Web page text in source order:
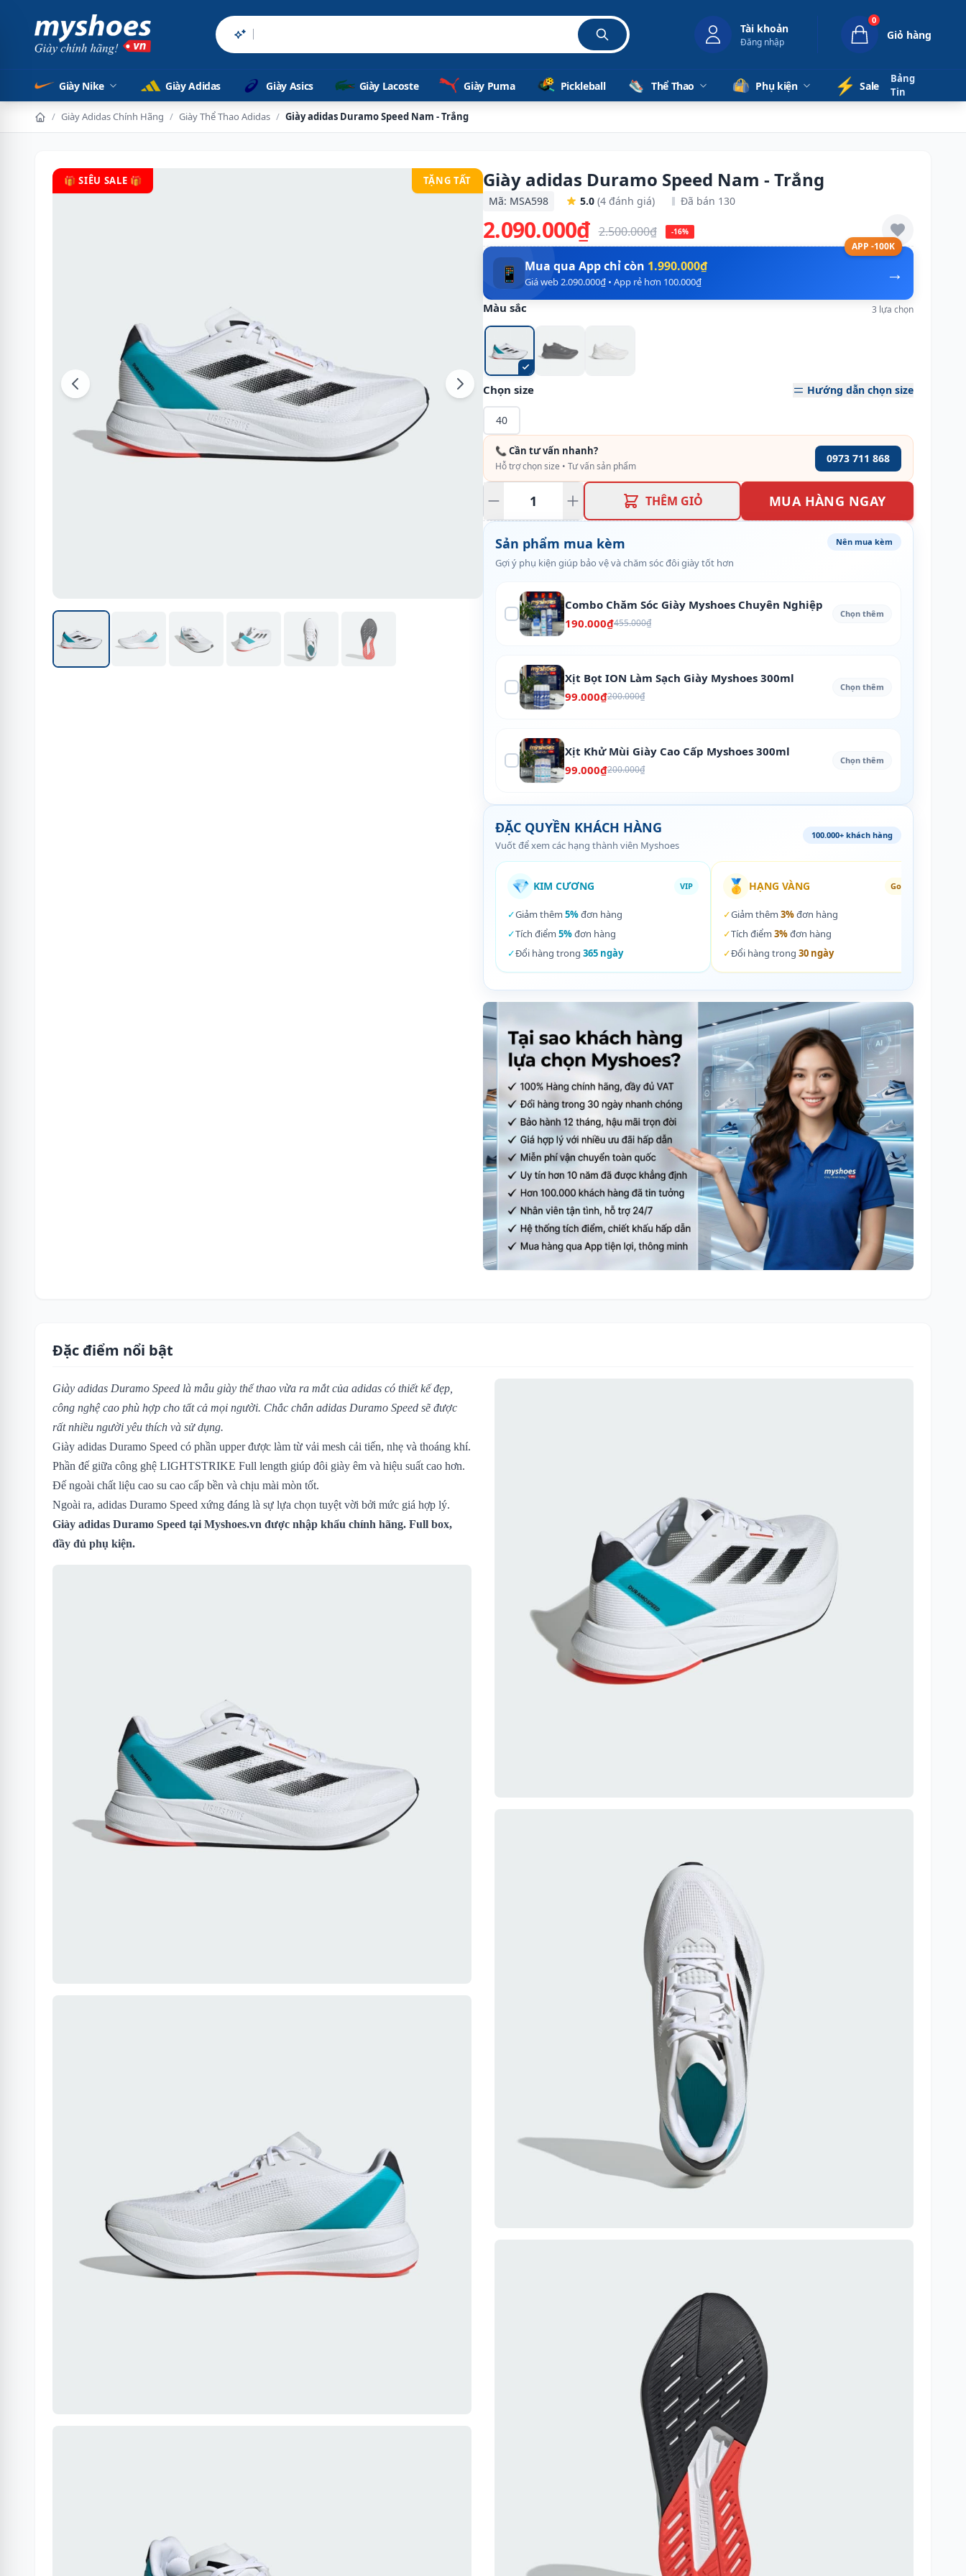
Sản phẩm chính Tài khoản
Đăng nhập
0
Giỏ hàng
Giày Nike Giày Adidas Giày Asics Giày Lacoste Giày Puma Pickleball Thể Thao Phụ kiện ⚡️ Sale
Bảng
Tin
/ Giày Adidas Chính Hãng / Giày Thể Thao Adidas / Giày adidas Duramo Speed Nam - Trắng
🎁 SIÊU SALE 🎁 TẶNG TẤT Giày adidas Duramo Speed Nam - Trắng
Mã: MSA598 5.0 (4 đánh giá) Đã bán 130
2.090.000₫ 2.500.000₫ -16%
APP -100K
→
📱 Mua qua App chỉ còn 1.990.000₫
Giá web 2.090.000₫ • App rẻ hơn 100.000₫
Màu sắc 3 lựa chọn
Chọn size Hướng dẫn chọn size
40
📞 Cần tư vấn nhanh?
Hỗ trợ chọn size • Tư vấn sản phẩm
0973 711 868
THÊM GIỎ MUA HÀNG NGAY
Sản phẩm mua kèm
Gợi ý phụ kiện giúp bảo vệ và chăm sóc đôi giày tốt hơn
Nên mua kèm
Combo Chăm Sóc Giày Myshoes Chuyên Nghiệp
190.000₫455.000₫
Chọn thêm
Xịt Bọt ION Làm Sạch Giày Myshoes 300ml
99.000₫200.000₫
Chọn thêm
Xịt Khử Mùi Giày Cao Cấp Myshoes 300ml
99.000₫200.000₫
Chọn thêm
ĐẶC QUYỀN KHÁCH HÀNG
Vuốt để xem các hạng thành viên Myshoes
100.000+ khách hàng
💎 KIM CƯƠNG VIP
✓Giảm thêm 5%đơn hàng
✓Tích điểm 5%đơn hàng
✓Đổi hàng trong 365 ngày
🥇 HẠNG VÀNG Gold
✓Giảm thêm 3%đơn hàng
✓Tích điểm 3%đơn hàng
✓Đổi hàng trong 30 ngày
Đặc điểm nổi bật
Giày adidas Duramo Speed là mẫu giày thể thao vừa ra mắt của adidas có thiết kế đẹp,
công nghệ cao phù hợp cho tất cả mọi người. Chắc chắn adidas Duramo Speed sẽ được
rất nhiều người yêu thích và sử dụng.
Giày adidas Duramo Speed có phần upper được làm từ vải mesh cải tiến, nhẹ và thoáng khí.
Phần đế giữa công ghệ LIGHTSTRIKE Full length giúp đôi giày êm và hiệu suất cao hơn.
Đế ngoài chất liệu cao su cao cấp bền và chịu mài mòn tốt.
Ngoài ra, adidas Duramo Speed xứng đáng là sự lựa chọn tuyệt vời bởi mức giá hợp lý.
Giày adidas Duramo Speed tại Myshoes.vn được nhập khẩu chính hãng. Full box,
đầy đủ phụ kiện.